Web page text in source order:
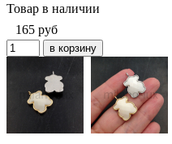
Товар в наличии
165 руб